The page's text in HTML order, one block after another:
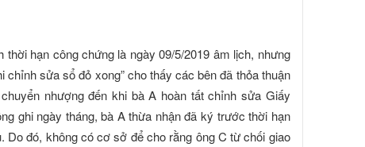
hạn công chứng là ngày 09/5/2019 âm lịch, nhưng
chỉnh sửa sổ đỏ xong” cho thấy các bên đã thỏa thuận
nhượng đến khi bà A hoàn tất chỉnh sửa Giấy
ghi ngày tháng, bà A thừa nhận đã ký trước thời hạn
Do đó, không có cơ sở để cho rằng ông C từ chối giao